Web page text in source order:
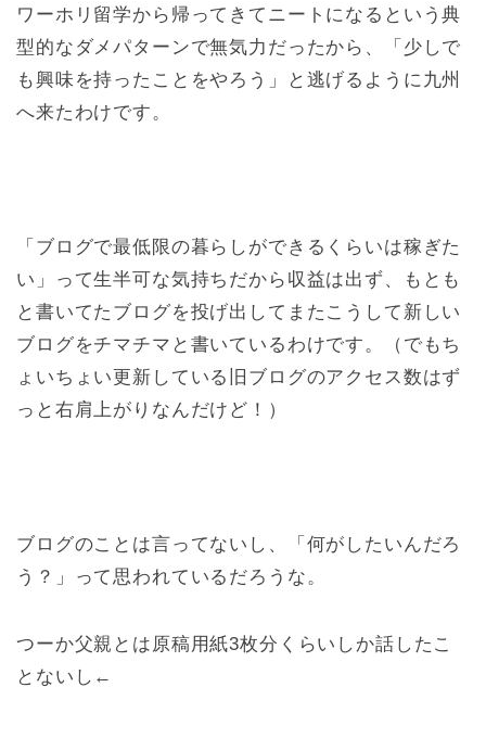
ワーホリ留学から帰ってきてニートになるという典
型的なダメパターンで無気力だったから、「少しで
も興味を持ったことをやろう」と逃げるように九州
へ来たわけです。
「ブログで最低限の暮らしができるくらいは稼ぎた
い」って生半可な気持ちだから収益は出ず、もとも
と書いてたブログを投げ出してまたこうして新しい
ブログをチマチマと書いているわけです。（でもち
ょいちょい更新している旧ブログのアクセス数はず
っと右肩上がりなんだけど！）
ブログのことは言ってないし、「何がしたいんだろ
う？」って思われているだろうな。
つーか父親とは原稿用紙3枚分くらいしか話したこ
とないし←